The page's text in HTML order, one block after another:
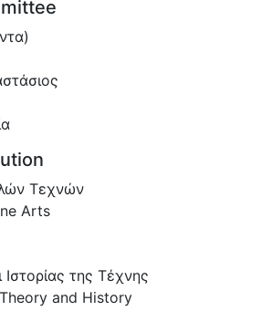
Τεχνών
Arts
της Τέχνης
and History